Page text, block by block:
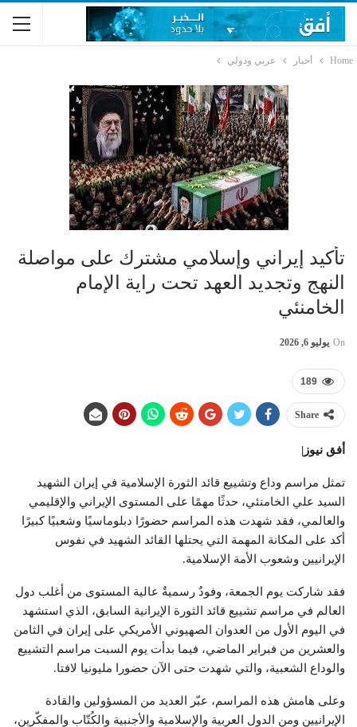
Home أخبار عربي ودولي
تأكيد إيراني وإسلامي مشترك على مواصلة
النهج وتجديد العهد تحت راية الإمام
الخامنئي
On يوليو 6, 2026
189
Share
أفق نيوز|
تمثل مراسم وداع وتشييع قائد الثورة الإسلامية في إيران الشهيد
السيد علي الخامنئي، حدثًا مهمًا على المستوى الإيراني والإقليمي
والعالمي، فقد شهدت هذه المراسم حضورًا دبلوماسيًا وشعبيًا كبيرًا
أكد على المكانة المهمة التي يحتلها القائد الشهيد في نفوس
الإيرانيين وشعوب الأمة الإسلامية.
فقد شاركت يوم الجمعة، وفودٌ رسميةٌ عالية المستوى من أغلب دول
العالم في مراسم تشييع قائد الثورة الإيرانية السابق، الذي استشهد
في اليوم الأول من العدوان الصهيوني الأمريكي على إيران في الثامن
والعشرين من فبراير الماضي، فيما بدأت يوم السبت مراسم التشييع
والوداع الشعبية، والتي شهدت حتى الآن حضورا مليونيا لافتا.
وعلى هامش هذه المراسم، عبّر العديد من المسؤولين والقادة
الإيرانيين ومن الدول العربية والإسلامية والأجنبية والكُتّاب والمفكّرين،